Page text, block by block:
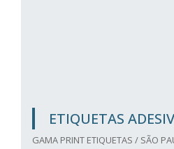
ETIQUETAS
GAMA PRINT ETIQUETAS / SÃO